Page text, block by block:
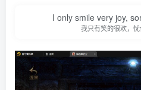
I only smile very joy,
我只有笑的很欢，
没有账号？立即注册
用户名或邮箱
登录密码